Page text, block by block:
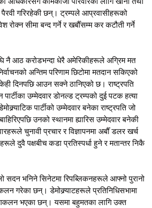
गरिरहेकी छन्। ट्रम्पले आप्रवासीहरूको
रोक्न सीमा बन्द गर्ने र खर्बौँसम्म कर कटौती गर्ने
नै आठ करोडभन्दा धेरै अमेरिकीहरूले अग्रिम मत
अन्तिम परिणाम छिटोमा मतदान सकिएको
दिनपछि आउन सक्ने ठानिएको छ। राष्ट्रपति
पार्टीका उम्मेदवार डोनल्ड ट्रम्पको दुई पटक हत्या
पार्टीको उम्मेदवार बनेका राष्ट्रपति जो
उनको स्थानमा ह्यारिस उम्मेदवार बनेकी
चुनावी प्रचार र विज्ञापनमा अर्बौँ डलर खर्च
दुवै पक्षबीच कडा प्रतिस्पर्धा हुने र मतान्तर निकै
सदन भनिने सिनेटमा रिपब्लिकनहरूले आफ्नो पुरानो
गरेका छन्। डेमोक्र्याटहरूले प्रतिनिधिसभामा
भएका छन्। यसमा बहुमतका लागि उक्त